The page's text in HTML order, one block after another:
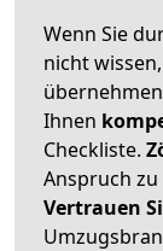
Wenn Sie
nicht
Ihnen
Checkliste.
Anspruch
Vertrauen